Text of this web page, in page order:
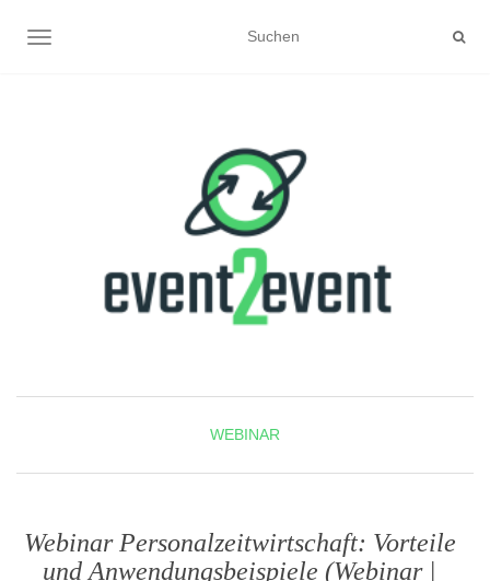
NAVIGATION UMSCHALTEN
WEBINAR
Webinar Personalzeitwirtschaft: Vorteile
und Anwendungsbeispiele (Webinar |